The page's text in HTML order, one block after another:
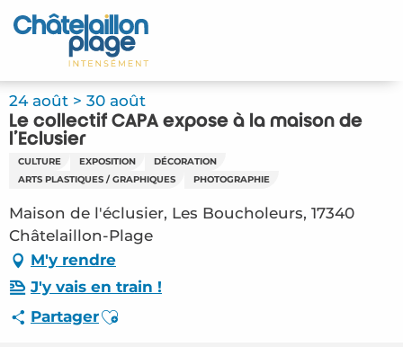
Aller
au
principal
Accueil
Découvrir
Activités
A vivre
Rendez-vous
Votre séjour
Espace Pro
24 août > 30 août
Le collectif CAPA expose à la maison de
l'Eclusier
CULTURE EXPOSITION
DÉCORATION
ARTS PLASTIQUES / GRAPHIQUES
PHOTOGRAPHIE
Maison de l'éclusier, Les Boucholeurs, 17340
Châtelaillon-Plage
M'y rendre
J'y vais en train !
PartagerAjouter aux favoris